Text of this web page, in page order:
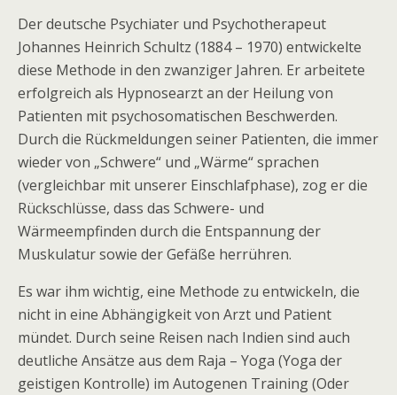
Der deutsche Psychiater und Psychotherapeut
Johannes Heinrich Schultz (1884 – 1970) entwickelte
diese Methode in den zwanziger Jahren. Er arbeitete
erfolgreich als Hypnosearzt an der Heilung von
Patienten mit psychosomatischen Beschwerden.
Durch die Rückmeldungen seiner Patienten, die immer
wieder von „Schwere“ und „Wärme“ sprachen
(vergleichbar mit unserer Einschlafphase), zog er die
Rückschlüsse, dass das Schwere- und
Wärmeempfinden durch die Entspannung der
Muskulatur sowie der Gefäße herrühren.
Es war ihm wichtig, eine Methode zu entwickeln, die
nicht in eine Abhängigkeit von Arzt und Patient
mündet. Durch seine Reisen nach Indien sind auch
deutliche Ansätze aus dem Raja – Yoga (Yoga der
geistigen Kontrolle) im Autogenen Training (Oder